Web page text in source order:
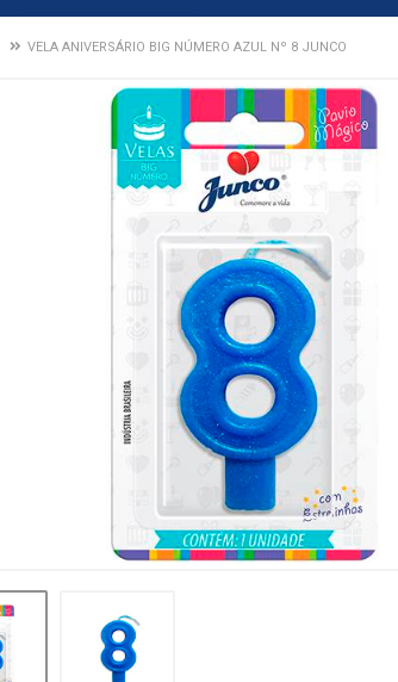
VELA ANIVERSÁRIO BIG NÚMERO AZUL Nº 8 JUNCO